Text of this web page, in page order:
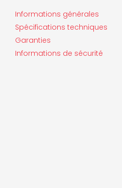
Informations générales
Spécifications techniques
Garanties
Informations de sécurité